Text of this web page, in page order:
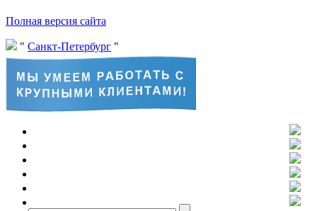
Полная версия сайта
Санкт-Петербург